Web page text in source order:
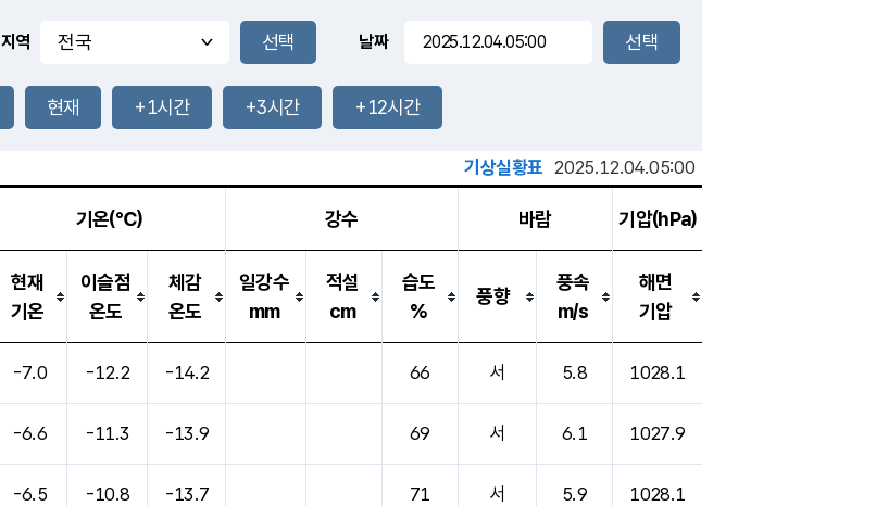
-mm
-mm
장호원
26.6
℃
27.9℃
0.5m/s
-mm
-mm
지역 날짜
현재 +1시간 +3시간 +12시간
기상실황표 2025.12.04.05:00
기온(℃) 강수 바람 기압(hPa)
현재
기온
이슬점
온도
체감
온도
일강수
mm
적설
cm
습도
%
풍향
풍속
m/s
해면
기압
-7.0 -12.2 -14.2 66 서 5.8 1028.1
-6.6 -11.3 -13.9 69 서 6.1 1027.9
-6.5 -10.8 -13.7 71 서 5.9 1028.1